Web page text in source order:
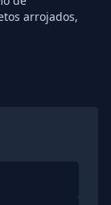
arrojados,